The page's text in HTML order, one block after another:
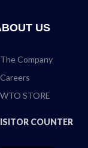
US
The Company
Careers
WTO STORE
COUNTER